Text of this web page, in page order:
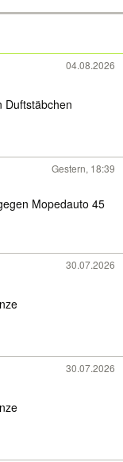
04.08.2026
Duftstäbchen
Gestern, 18:39
Mopedauto 45
30.07.2026
30.07.2026